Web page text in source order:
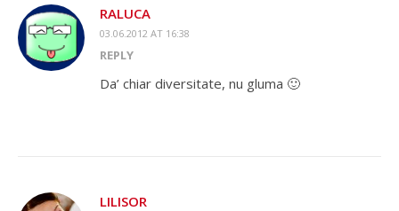
RALUCA
03.06.2012 AT 16:38
REPLY
Da’ chiar diversitate, nu gluma 🙂
LILISOR